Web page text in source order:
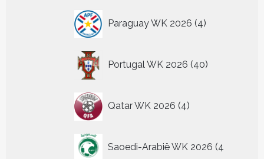
Paraguay WK 2026 4
producten
Portugal WK 2026 40
producten
Qatar WK 2026 4
producten
Saoedi-Arabië WK 2026 4